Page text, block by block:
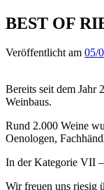
BEST OF
Veröffentlicht am 05/
Bereits seit dem Jahr
Weinbaus.
Rund 2.000 Weine
Oenologen,
In der Kategorie VII –
Wir freuen uns riesig